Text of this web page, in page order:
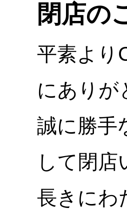
閉店の
平素より
にありが
誠に勝手
して閉店
長きにわ